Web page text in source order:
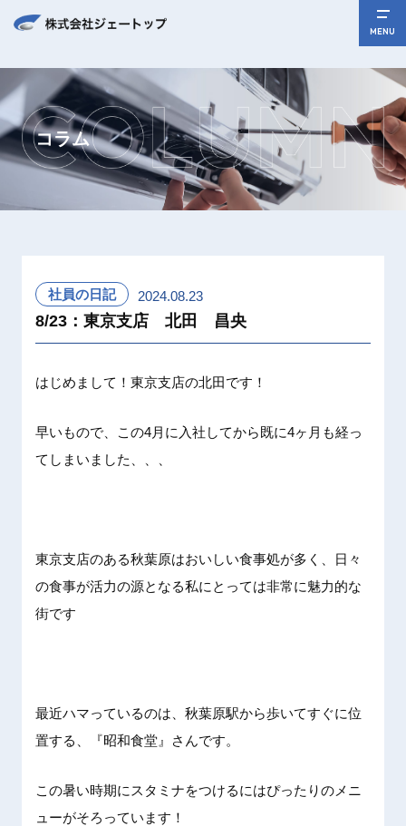
MENU
コラム
社員の日記 2024.08.23
8/23：東京支店 北田 昌央
はじめまして！東京支店の北田です！
早いもので、この4月に入社してから既に4ヶ月も経っ
てしまいました、、、
東京支店のある秋葉原はおいしい食事処が多く、日々
の食事が活力の源となる私にとっては非常に魅力的な
街です
最近ハマっているのは、秋葉原駅から歩いてすぐに位
置する、『昭和食堂』さんです。
この暑い時期にスタミナをつけるにはぴったりのメニ
ューがそろっています！